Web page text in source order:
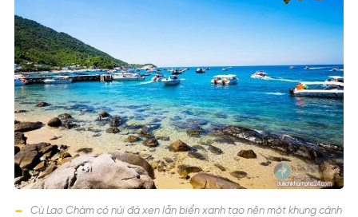
Cù Lao Chàm có núi đá xen lẫn biển xanh tạo nên một khung cảnh